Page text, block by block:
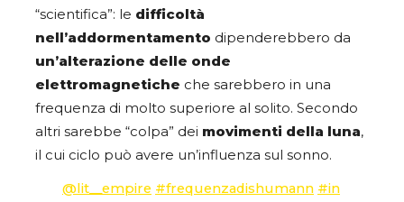
“scientifica”: le difficoltà
nell’addormentamento dipenderebbero da
un’alterazione delle onde
elettromagnetiche che sarebbero in una
frequenza di molto superiore al solito. Secondo
altri sarebbe “colpa” dei movimenti della luna,
il cui ciclo può avere un’influenza sul sonno.
@lit__empire #frequenzadishumann #in